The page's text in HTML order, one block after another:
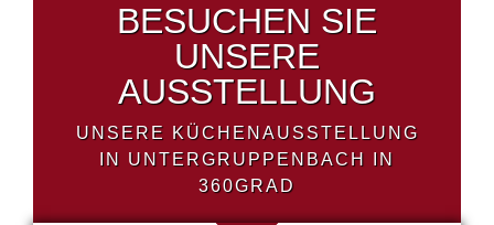
BESUCHEN SIE
UNSERE
AUSSTELLUNG
UNSERE KÜCHENAUSSTELLUNG
IN UNTERGRUPPENBACH IN
360GRAD